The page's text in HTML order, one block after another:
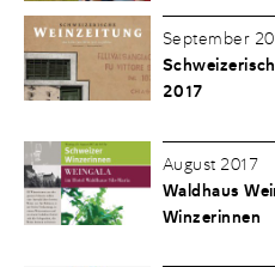
September
2017
August 2017
Waldhaus
Winzerinnen